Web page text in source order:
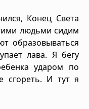
Конец Света
людьми сидим
образовываться
лава. Я бегу
ударом по
сгореть. И тут я